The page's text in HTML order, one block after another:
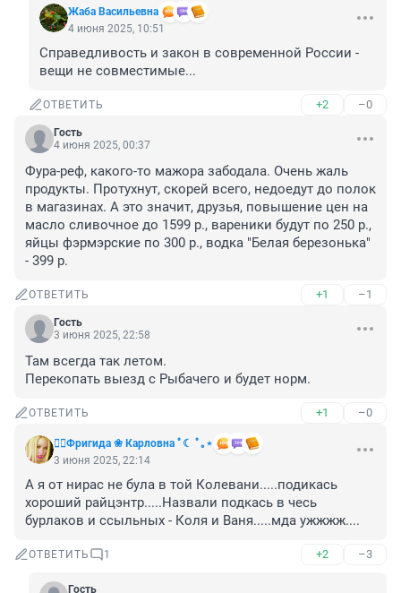
Жаба Васильевна
4 июня 2025, 10:51
Справедливость и закон в современной России -
вещи не совместимые...
ОТВЕТИТЬ +2 –0
Гость
4 июня 2025, 00:37
Фура-реф, какого-то мажора забодала. Очень жаль
продукты. Протухнут, скорей всего, недоедут до полок
в магазинах. А это значит, друзья, повышение цен на
масло сливочное до 1599 р., вареники будут по 250 р.,
яйцы фэрмэрские по 300 р., водка "Белая березонька"
- 399 р.
ОТВЕТИТЬ +1 –1
Гость
3 июня 2025, 22:58
Там всегда так летом.
Перекопать выезд с Рыбачего и будет норм.
ОТВЕТИТЬ +1 –0
❤️‍🔥Фригида ❀ Карловна ﾟ☾ ﾟ｡⋆
3 июня 2025, 22:14
А я от нирас не була в той Колевани.....подикась
хороший райцэнтр.....Назвали подкась в чесь
бурлаков и ссыльных - Коля и Ваня.....мда ужжжж....
ОТВЕТИТЬ 1 +2 –3
Гость